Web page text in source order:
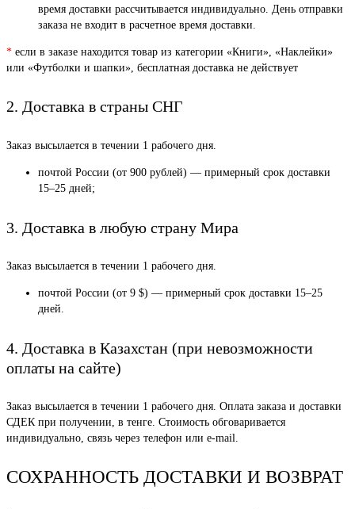
время доставки рассчитывается индивидуально. День отправки
заказа не входит в расчетное время доставки.
* если в заказе находится товар из категории «Книги», «Наклейки»
или «Футболки и шапки», бесплатная доставка не действует
2. Доставка в страны СНГ
Заказ высылается в течении 1 рабочего дня.
почтой России (от 900 рублей) — примерный срок доставки
15–25 дней;
3. Доставка в любую страну Мира
Заказ высылается в течении 1 рабочего дня.
почтой России (от 9 $) — примерный срок доставки 15–25
дней.
4. Доставка в Казахстан (при невозможности
оплаты на сайте)
Заказ высылается в течении 1 рабочего дня. Оплата заказа и доставки
СДЕК при получении, в тенге. Стоимость обговаривается
индивидуально, связь через телефон или e-mail.
СОХРАННОСТЬ ДОСТАВКИ И ВОЗВРАТ